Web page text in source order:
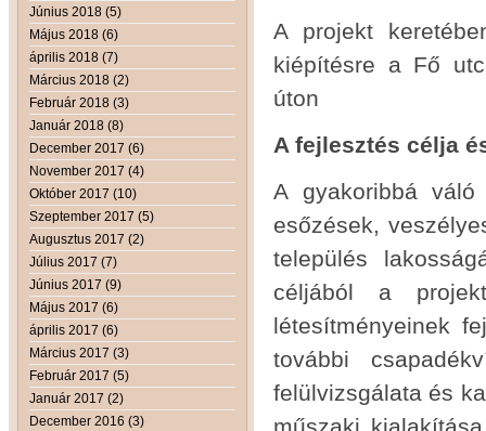
Június 2018 (5)
Május 2018 (6)
április 2018 (7)
Március 2018 (2)
Február 2018 (3)
Január 2018 (8)
December 2017 (6)
November 2017 (4)
Október 2017 (10)
Szeptember 2017 (5)
Augusztus 2017 (2)
Július 2017 (7)
Június 2017 (9)
Május 2017 (6)
április 2017 (6)
Március 2017 (3)
Február 2017 (5)
Január 2017 (2)
December 2016 (3)
A projekt
kiépítésre a Fő
úton
A fejlesztés célja
A gyakoribbá
esőzések,
település
céljából a
létesítményeinek
további
felülvizsgálata és
műszaki